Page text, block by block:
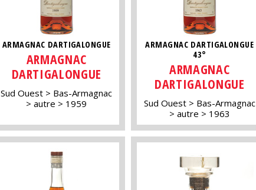
ARMAGNAC DARTIGALONGUE
ARMAGNAC
DARTIGALONGUE
Sud Ouest
Bas-Armagnac
autre
1959
ARMAGNAC DARTIGALONGUE
43°
ARMAGNAC
DARTIGALONGUE
Sud Ouest
Bas-Armagnac
autre
1963